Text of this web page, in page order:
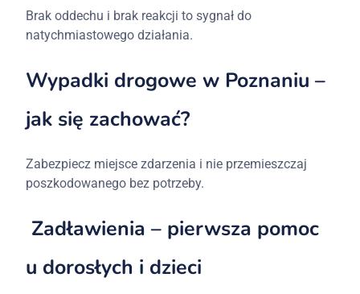
Brak oddechu i brak reakcji to sygnał do
natychmiastowego działania.
Wypadki drogowe w Poznaniu –
jak się zachować?
Zabezpiecz miejsce zdarzenia i nie przemieszczaj
poszkodowanego bez potrzeby.
Zadławienia – pierwsza pomoc
u dorosłych i dzieci